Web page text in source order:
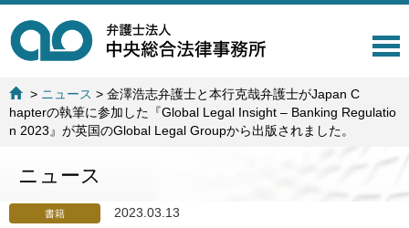
T
l
> ニュース >金澤浩志弁護士と本行克哉弁護士がJapan C
hapterの執筆に参加した『Global Legal Insight – Banking Regulatio
n 2023』が英国のGlobal Legal Groupから出版されました。
ニュース
書籍
2023.03.13